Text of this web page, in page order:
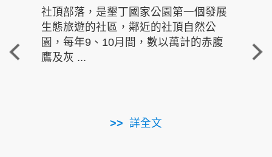
社頂部落，是墾丁國家公園第一個發展
生態旅遊的社區，鄰近的社頂自然公
園，每年9、10月間，數以萬計的赤腹
鷹及灰 ...
詳全文
重
走進